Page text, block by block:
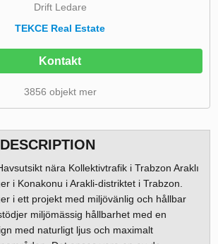
Drift Ledare
TEKCE Real Estate
Kontakt
3856 objekt mer
nära Kollektivtrafik i Trabzon Araklı
i Konakonu i Arakli-distriktet i Trabzon.
i ett projekt med miljövänlig och hållbar
miljömässig hållbarhet med en
med naturligt ljus och maximalt